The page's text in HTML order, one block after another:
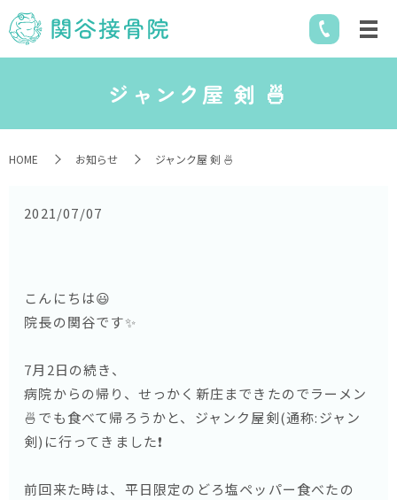
ジャンク屋 剣 🍜
HOME お知らせ ジャンク屋 剣 🍜
2021/07/07
こんにちは😃
院長の関谷です✨
7月2日の続き、
病院からの帰り、せっかく新庄まできたのでラーメン
🍜でも食べて帰ろうかと、ジャンク屋剣(通称:ジャン
剣)に行ってきました❗️
前回来た時は、平日限定のどろ塩ペッパー食べたの